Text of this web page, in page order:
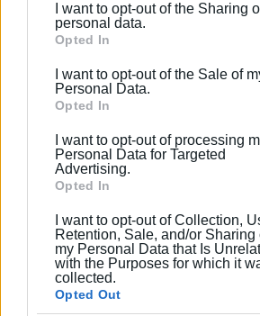
Please note that this website/app
Google services and may gather
behaviour. You may click to grant or
Google and its third-party tags to use
section.
I want to opt-out of the Sharing
personal data.
Opted In
I want to opt-out of the Sale of
Personal Data.
Opted In
I want to opt-out of processing
Personal Data for Targeted
Advertising.
Opted In
I want to opt-out of Collection,
Retention, Sale, and/or Sharing
my Personal Data that Is
with the Purposes for which it
collected.
Opted Out